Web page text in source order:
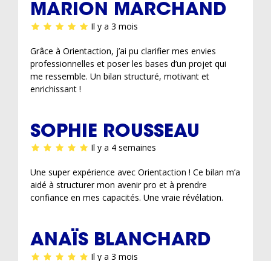
MARION MARCHAND
Il y a 3 mois
Grâce à Orientaction, j’ai pu clarifier mes envies
professionnelles et poser les bases d’un projet qui
me ressemble. Un bilan structuré, motivant et
enrichissant !
SOPHIE ROUSSEAU
Il y a 4 semaines
Une super expérience avec Orientaction ! Ce bilan m’a
aidé à structurer mon avenir pro et à prendre
confiance en mes capacités. Une vraie révélation.
ANAÏS BLANCHARD
Il y a 3 mois